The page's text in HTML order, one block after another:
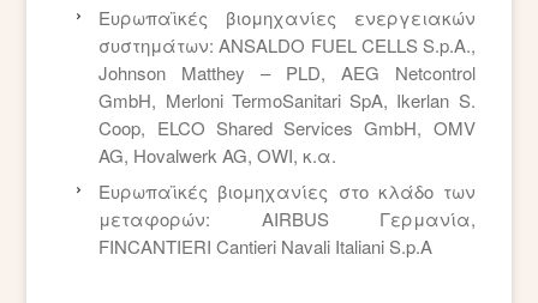
Ευρωπαϊκές βιομηχανίες ενεργειακών
συστημάτων: ANSALDO FUEL CELLS S.p.A.,
Johnson Matthey – PLD, AEG Netcontrol
GmbH, Merloni TermoSanitari SpA, Ikerlan S.
Coop, ELCO Shared Services GmbH, OMV
AG, Hovalwerk AG, OWI, κ.α.
Ευρωπαϊκές βιομηχανίες στο κλάδο των
μεταφορών: AIRBUS Γερμανία,
FINCANTIERI Cantieri Navali Italiani S.p.A